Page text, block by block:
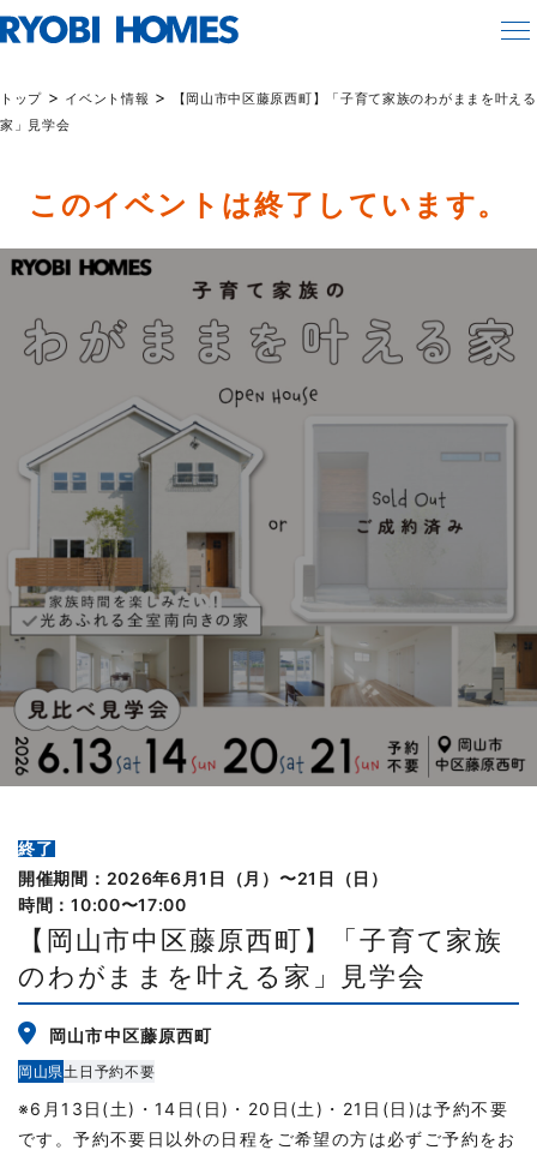
トップ > イベント情報 >
【岡山市中区藤原西町】「子育て家族のわがままを叶える
家」見学会
このイベントは終了しています。
終了
開催期間：2026年6月1日（月）〜21日（日）
時間：10:00〜17:00
【岡山市中区藤原西町】「子育て家族
のわがままを叶える家」見学会
岡山市中区藤原西町
岡山県 土日予約不要
※6月13日(土)・14日(日)・20日(土)・21日(日)は予約不要
です。予約不要日以外の日程をご希望の方は必ずご予約をお